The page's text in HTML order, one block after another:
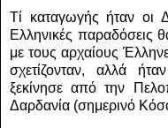
Τί καταγωγής ήταν οι
Ελληνικές παραδόσεις
με τους αρχαίους
σχετίζονταν, αλλά
ξεκίνησε από την
Δαρδανία (σημερινό